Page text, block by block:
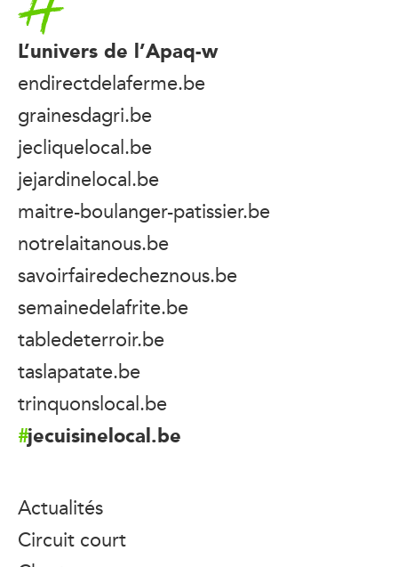
L’univers de l’Apaq-w
endirectdelaferme.be
grainesdagri.be
jecliquelocal.be
jejardinelocal.be
maitre-boulanger-patissier.be
notrelaitanous.be
savoirfairedecheznous.be
semainedelafrite.be
tabledeterroir.be
taslapatate.be
trinquonslocal.be
jecuisinelocal.be
Actualités
Circuit court